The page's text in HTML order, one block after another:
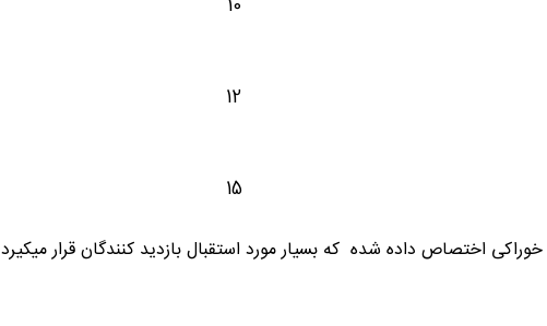
اختصاص داده شده که بسیار مورد استقبال بازدید کنندگان قرار میکیرد